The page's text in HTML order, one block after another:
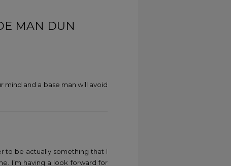
MAN DUN
mind and a base man will avoid
to be actually something that I
I’m having a look forward for